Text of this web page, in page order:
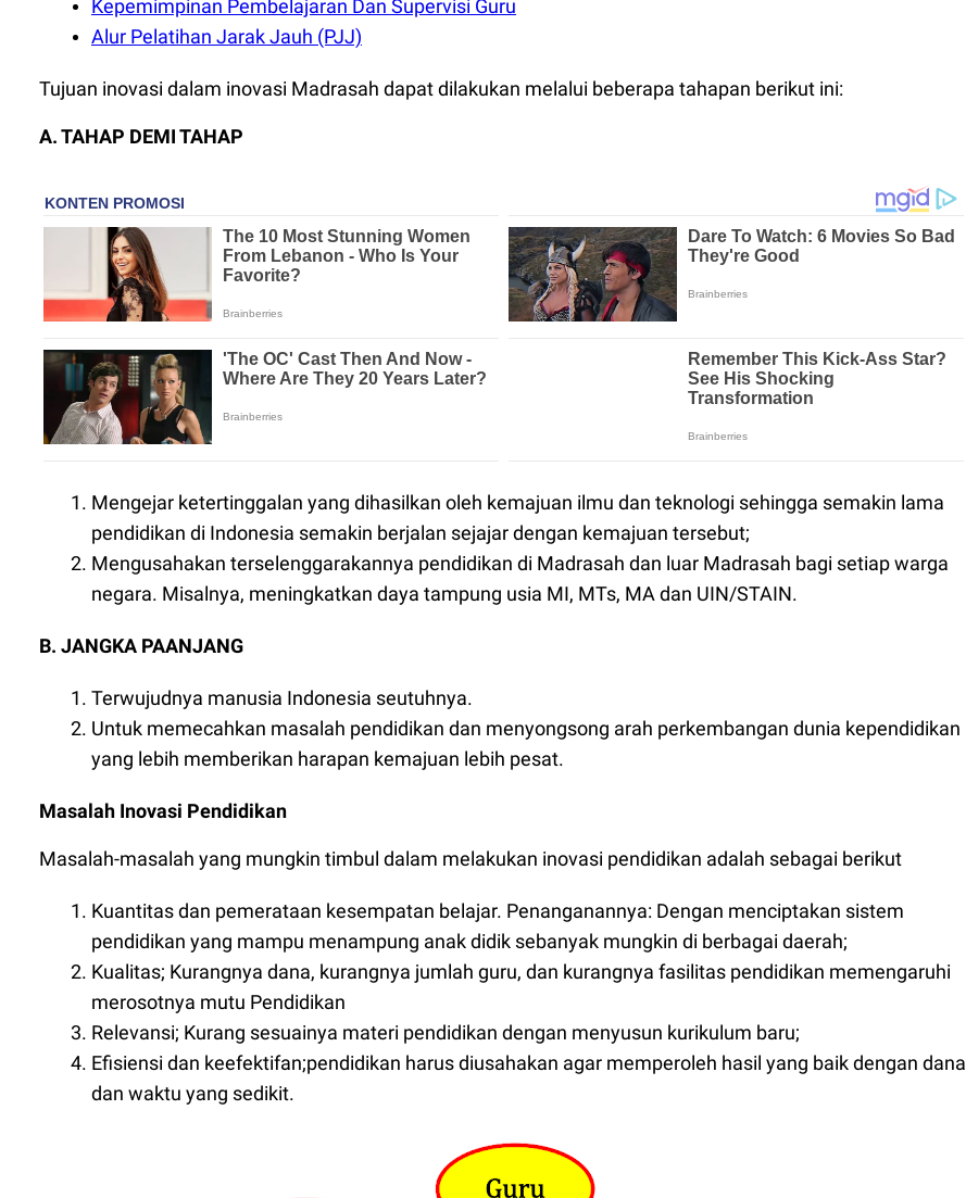
Kepemimpinan Pembelajaran Dan Supervisi Guru
Alur Pelatihan Jarak Jauh (PJJ)
Tujuan inovasi dalam inovasi Madrasah dapat dilakukan melalui beberapa tahapan berikut ini:
A. TAHAP DEMI TAHAP
Mengejar ketertinggalan yang dihasilkan oleh kemajuan ilmu dan teknologi sehingga semakin lama
pendidikan di Indonesia semakin berjalan sejajar dengan kemajuan tersebut;
Mengusahakan terselenggarakannya pendidikan di Madrasah dan luar Madrasah bagi setiap warga
negara. Misalnya, meningkatkan daya tampung usia MI, MTs, MA dan UIN/STAIN.
B. JANGKA PAANJANG
Terwujudnya manusia Indonesia seutuhnya.
Untuk memecahkan masalah pendidikan dan menyongsong arah perkembangan dunia kependidikan
yang lebih memberikan harapan kemajuan lebih pesat.
Masalah Inovasi Pendidikan
Masalah-masalah yang mungkin timbul dalam melakukan inovasi pendidikan adalah sebagai berikut
Kuantitas dan pemerataan kesempatan belajar. Penanganannya: Dengan menciptakan sistem
pendidikan yang mampu menampung anak didik sebanyak mungkin di berbagai daerah;
Kualitas; Kurangnya dana, kurangnya jumlah guru, dan kurangnya fasilitas pendidikan memengaruhi
merosotnya mutu Pendidikan
Relevansi; Kurang sesuainya materi pendidikan dengan menyusun kurikulum baru;
Efisiensi dan keefektifan;pendidikan harus diusahakan agar memperoleh hasil yang baik dengan dana
dan waktu yang sedikit.